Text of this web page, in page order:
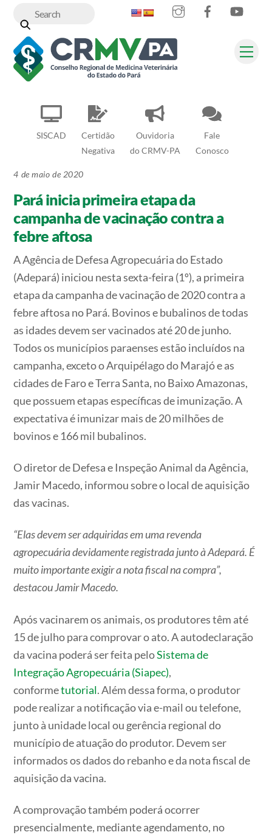
content
SISCAD
Certidão
Negativa
Ouvidoria
do CRMV-PA
Fale
Conosco
InstagramFacebook
4 de maio de 2020
Pará inicia primeira etapa da
campanha de vacinação contra a
febre aftosa
A Agência de Defesa Agropecuária do Estado
(Adepará) iniciou nesta sexta-feira (1º), a primeira
etapa da campanha de vacinação de 2020 contra a
febre aftosa no Pará. Bovinos e bubalinos de todas
as idades devem ser vacinados até 20 de junho.
Todos os municípios paraenses estão incluídos na
campanha, exceto o Arquipélago do Marajó e as
cidades de Faro e Terra Santa, no Baixo Amazonas,
que possuem etapas específicas de imunização. A
expectativa é imunizar mais de 20 milhões de
bovinos e 166 mil bubalinos.
O diretor de Defesa e Inspeção Animal da Agência,
Jamir Macedo, informou sobre o local de aquisição
das vacinas.
“Elas devem ser adquiridas em uma revenda
agropecuária devidamente registrada junto à Adepará. É
muito importante exigir a nota fiscal na compra”,
destacou Jamir Macedo.
Após vacinarem os animais, os produtores têm até
15 de julho para comprovar o ato. A autodeclaração
da vacina poderá ser feita peloSistema de
Integração Agropecuária (Siapec),
conformetutorial. Além dessa forma, o produtor
pode realizar a notificação via e-mail ou telefone,
junto à unidade local ou gerência regional do
município de atuação do produtor. Devem ser
informados os dados do rebanho e da nota fiscal de
aquisição da vacina.
A comprovação também poderá ocorrer
presencialmente, mediante agendamento, no